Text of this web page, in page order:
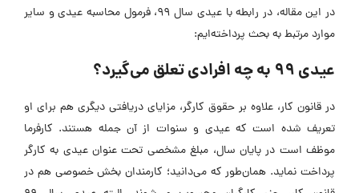
در این مقاله، در رابطه با عیدی سال ۹۹، فرمول محاسبه عیدی و سایر
موارد مرتبط به بحث پرداخته‌ایم:
عیدی ۹۹ به چه افرادی تعلق می‌گیرد؟
در قانون کار، علاوه بر حقوق کارگر، مزایای دریافتی دیگری هم برای او
تعریف شده است که عیدی و سنوات از آن جمله هستند. کارفرما
موظف است در پایان سال، مبلغ مشخصی تحت عنوان عیدی به کارگر
پرداخت نماید. همان‌طور که می‌دانید؛ کارمندان بخش خصوصی هم در